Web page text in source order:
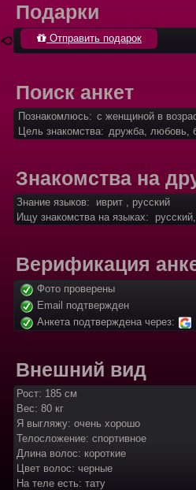
Подарки
Отправить подарок
Поиск анкет
Познакомлюсь: с женщиной в
Цель знакомства: дружба, любовь,
Знакомства на
Знание языков: иврит , русский
Ищу знакомства на языках:
Верификация
Фото проверены
Email подтвержден
Анкета подтверждена через:
Внешний вид
Рост: 185 см
Вес: 80 кг
Я выгляжу: очень хорошо
Телосложение: спортивное
Длина волос: короткие
Цвет волос: черные
На теле есть: тату